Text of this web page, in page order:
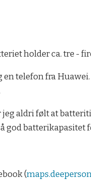
holder ca. tre -
en telefon fra
aldri følt at
god batterikapasitet
(